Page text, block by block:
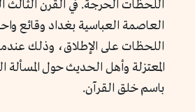
اللحظات الحرجة. في القرن
العاصمة العباسية بغداد وقائع
اللحظات على الإطلاق، وذلك
المعتزلة وأهل الحديث حول المسألة
باسم خلق القرآن.